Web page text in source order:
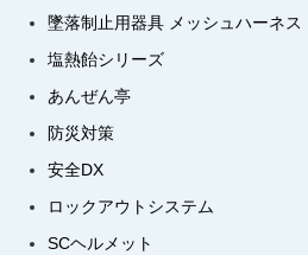
墜落制止用器具 メッシュハーネス
塩熱飴シリーズ
あんぜん亭
防災対策
安全DX
ロックアウトシステム
SCヘルメット